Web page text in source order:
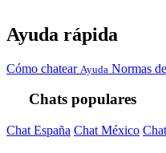
Ayuda rápida
Cómo chatear Ayuda Normas
Chats populares
Chat España Chat México